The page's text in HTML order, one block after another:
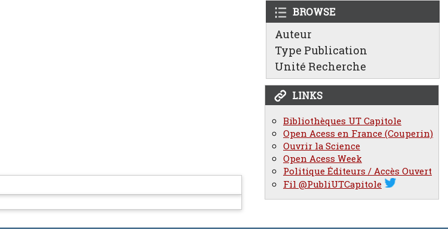
BROWSE
Auteur
Type Publication
Unité Recherche
LINKS
Bibliothèques UT Capitole
Open Acess en France (Couperin)
Ouvrir la Science
Open Acess Week
Politique Éditeurs / Accès Ouvert
Fil @PubliUTCapitole